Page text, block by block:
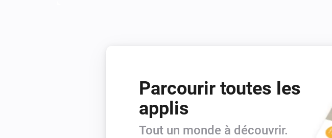
Parcourir toutes les
applis
Tout un monde à découvrir.